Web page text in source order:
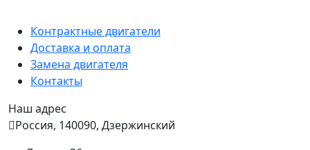
Контрактные двигатели
Доставка и оплата
Замена двигателя
Контакты
Наш адрес
Россия, 140090, Дзержинский